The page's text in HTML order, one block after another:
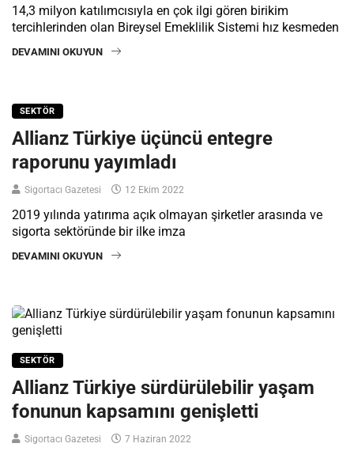
14,3 milyon katılımcısıyla en çok ilgi gören birikim
tercihlerinden olan Bireysel Emeklilik Sistemi hız kesmeden
DEVAMINI OKUYUN
SEKTÖR
Allianz Türkiye üçüncü entegre
raporunu yayımladı
Sigortacı Gazetesi 12 Ekim 2022
2019 yılında yatırıma açık olmayan şirketler arasında ve
sigorta sektöründe bir ilke imza
DEVAMINI OKUYUN
SEKTÖR
Allianz Türkiye sürdürülebilir yaşam
fonunun kapsamını genişletti
Sigortacı Gazetesi 7 Haziran 2022